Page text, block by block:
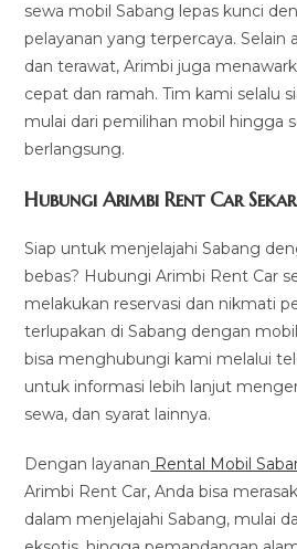
sewa mobil Sabang lepas kunci
pelayanan yang terpercaya. Selain
dan terawat, Arimbi juga
cepat dan ramah. Tim kami selalu
mulai dari pemilihan mobil hingga
berlangsung.
Hubungi Arimbi Rent Car
Siap untuk menjelajahi Sabang
bebas? Hubungi Arimbi Rent Car
melakukan reservasi dan nikmati
terlupakan di Sabang dengan
bisa menghubungi kami melalui
untuk informasi lebih lanjut
sewa, dan syarat lainnya.
Dengan layanan Rental Mobil
Arimbi Rent Car, Anda bisa
dalam menjelajahi Sabang, mulai